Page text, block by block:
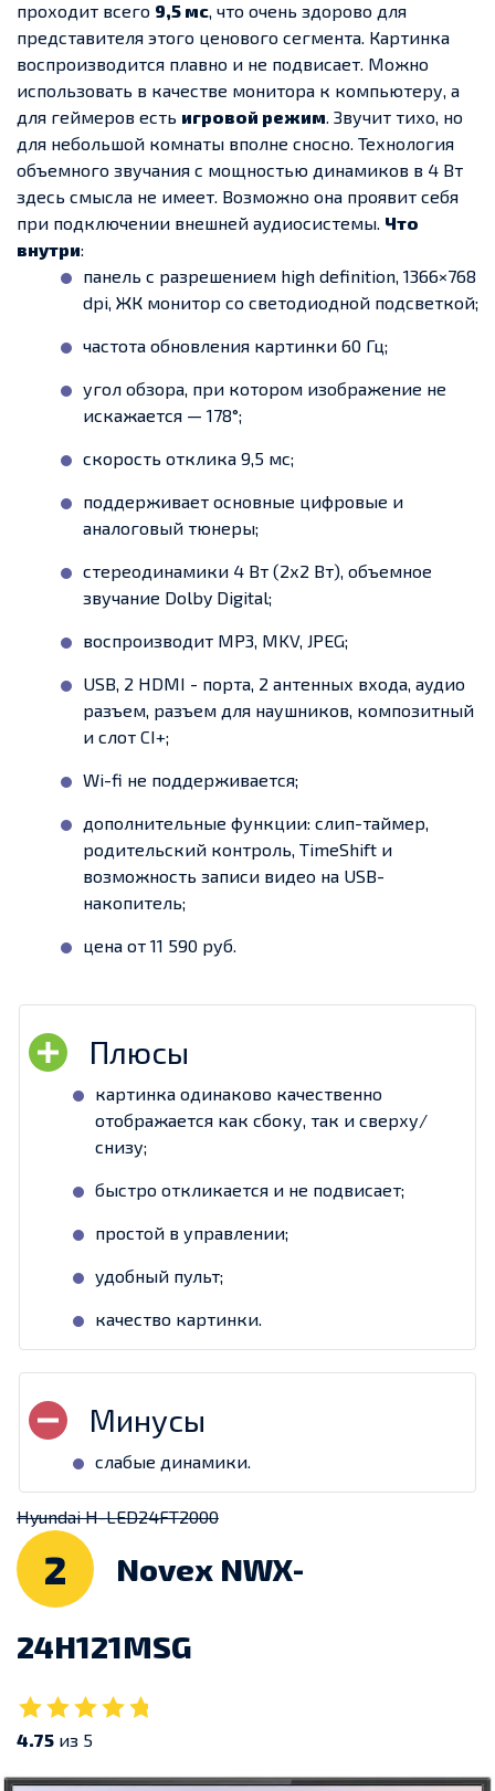
проходит всего 9,5 мс , что очень здорово для
представителя этого ценового сегмента. Картинка
воспроизводится плавно и не подвисает. Можно
использовать в качестве монитора к компьютеру, а
для геймеров есть игровой режим . Звучит тихо, но
для небольшой комнаты вполне сносно. Технология
объемного звучания с мощностью динамиков в 4 Вт
здесь смысла не имеет. Возможно она проявит себя
при подключении внешней аудиосистемы. Что
внутри:
панель с разрешением high definition, 1366×768
dpi, ЖК монитор со светодиодной подсветкой;
частота обновления картинки 60 Гц;
угол обзора, при котором изображение не
искажается — 178°;
скорость отклика 9,5 мс;
поддерживает основные цифровые и
аналоговый тюнеры;
стереодинамики 4 Вт (2х2 Вт), объемное
звучание Dolby Digital;
воспроизводит MP3, MKV, JPEG;
USB, 2 HDMI - порта, 2 антенных входа, аудио
разъем, разъем для наушников, композитный
и слот CI+;
Wi-fi не поддерживается;
дополнительные функции: слип-таймер,
родительский контроль, TimeShift и
возможность записи видео на USB-
накопитель;
цена от 11 590 руб.
картинка одинаково качественно
отображается как сбоку, так и сверху/
снизу;
быстро откликается и не подвисает;
простой в управлении;
удобный пульт;
качество картинки.
слабые динамики.
Hyundai H-LED24FT2000
2 Novex NWX-
24H121MSG
4.75 из 5